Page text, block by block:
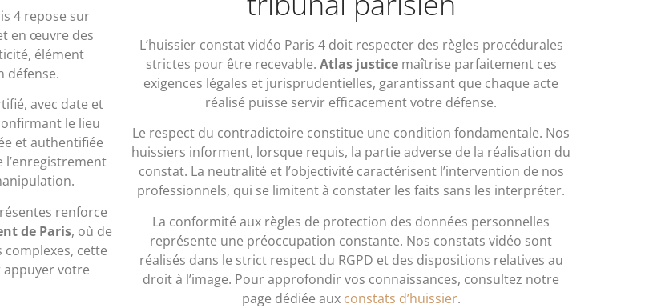
4 repose sur
en œuvre des
élément
défense.
avec date et
le lieu
et authentifiée
renforce
de Paris, où de
cette
appuyer votre
L’huissier constat vidéo Paris 4 doit respecter des règles procédurales
strictes pour être recevable. Atlas justicemaîtrise parfaitement ces
exigences légales et jurisprudentielles, garantissant que chaque acte
réalisé puisse servir efficacement votre défense.
Le respect du contradictoire constitue une condition fondamentale. Nos
huissiers informent, lorsque requis, la partie adverse de la réalisation du
constat. La neutralité et l’objectivité caractérisent l’intervention de nos
professionnels, qui se limitent à constater les faits sans les interpréter.
La conformité aux règles de protection des données personnelles
représente une préoccupation constante. Nos constats vidéo sont
réalisés dans le strict respect du RGPD et des dispositions relatives au
droit à l’image. Pour approfondir vos connaissances, consultez notre
page dédiée aux constats d’huissier.